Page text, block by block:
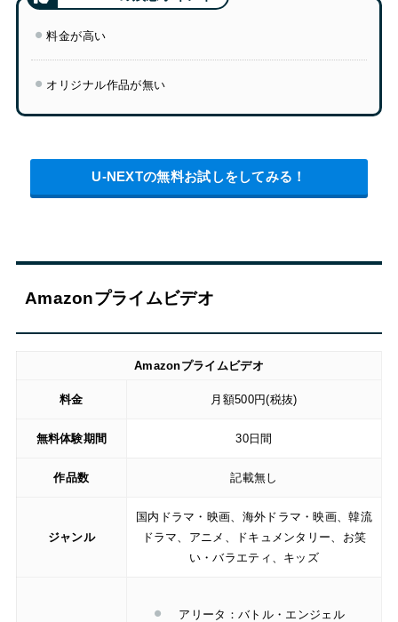
料金が高い
オリジナル作品が無い
U-NEXTの無料お試しをしてみる！
Amazonプライムビデオ
Amazonプライムビデオ
料金 月額500円(税抜)
無料体験期間 30日間
作品数 記載無し
ジャンル
国内ドラマ・映画、海外ドラマ・映画、韓流
ドラマ、アニメ、ドキュメンタリー、お笑
い・バラエティ、キッズ
アリータ：バトル・エンジェル